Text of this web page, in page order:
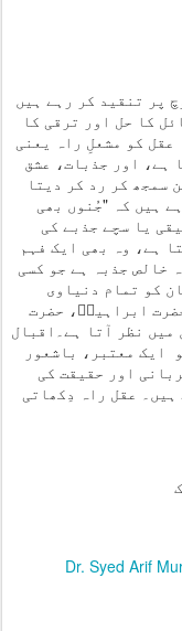
پر تنقید کر رہے ہیں
کا حل اور ترقی کا
عقل کو مشعلِ راہ یعنی
ہے، اور جذبات، عشق
سمجھ کر رد کر دیتا
ہیں کہ "جُنوں بھی
یا سچے جذبے کی
ہے، وہ بھی ایک فہم
خالص جذبہ ہے جو کسی
کو تمام دنیاوی
ابراہیمؑ، حضرت
نظر آتا ہے۔اقبال
ایک معتبر، باشعور
اور حقیقت کی
ہیں۔ عقل راہ دِکھاتی
Dr. Syed Arif